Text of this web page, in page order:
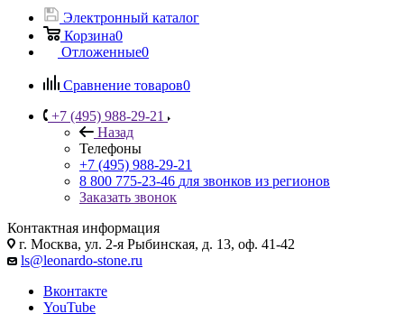
Электронный каталог
Корзина0
Отложенные0
Сравнение товаров0
+7 (495) 988-29-21
Назад
Телефоны
+7 (495) 988-29-21
8 800 775-23-46 для звонков из регионов
Заказать звонок
Контактная информация
г. Москва, ул. 2-я Рыбинская, д. 13, оф. 41-42
ls@leonardo-stone.ru
Вконтакте
YouTube